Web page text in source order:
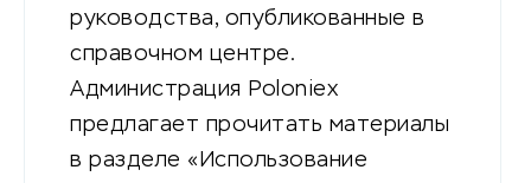
руководства, опубликованные в
справочном центре.
Администрация Poloniex
предлагает прочитать материалы
в разделе «Использование